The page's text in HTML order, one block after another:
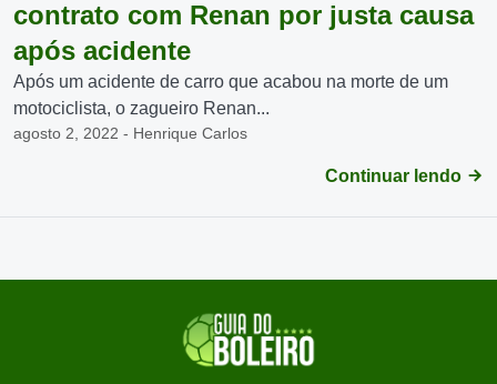
contrato com Renan por justa causa
após acidente
Após um acidente de carro que acabou na morte de um
motociclista, o zagueiro Renan...
agosto 2, 2022 - Henrique Carlos
Continuar lendo